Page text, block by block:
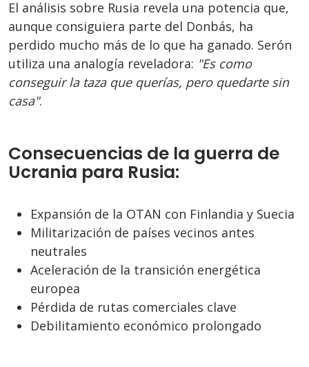
El análisis sobre Rusia revela una potencia que,
aunque consiguiera parte del Donbás, ha
perdido mucho más de lo que ha ganado. Serón
utiliza una analogía reveladora: "Es como
conseguir la taza que querías, pero quedarte sin
casa".
Consecuencias de la guerra de
Ucrania para Rusia:
Expansión de la OTAN con Finlandia y Suecia
Militarización de países vecinos antes
neutrales
Aceleración de la transición energética
europea
Pérdida de rutas comerciales clave
Debilitamiento económico prolongado